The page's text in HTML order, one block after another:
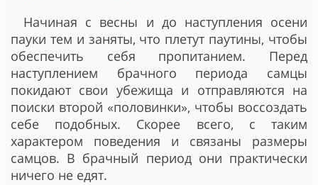
Начиная с весны и до наступления осени
пауки тем и заняты, что плетут паутины, чтобы
обеспечить себя пропитанием. Перед
наступлением брачного периода самцы
покидают свои убежища и отправляются на
поиски второй «половинки», чтобы воссоздать
себе подобных. Скорее всего, с таким
характером поведения и связаны размеры
самцов. В брачный период они практически
ничего не едят.